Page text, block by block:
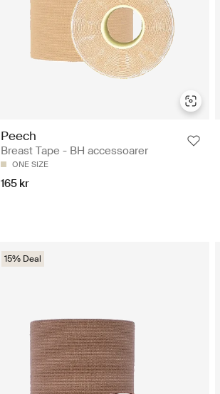
Peech
Breast Tape - BH accessoarer
ONE SIZE
165 kr
15% Deal